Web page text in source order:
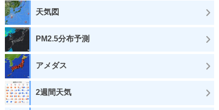
天気図
PM2.5分布予測
アメダス
2週間天気